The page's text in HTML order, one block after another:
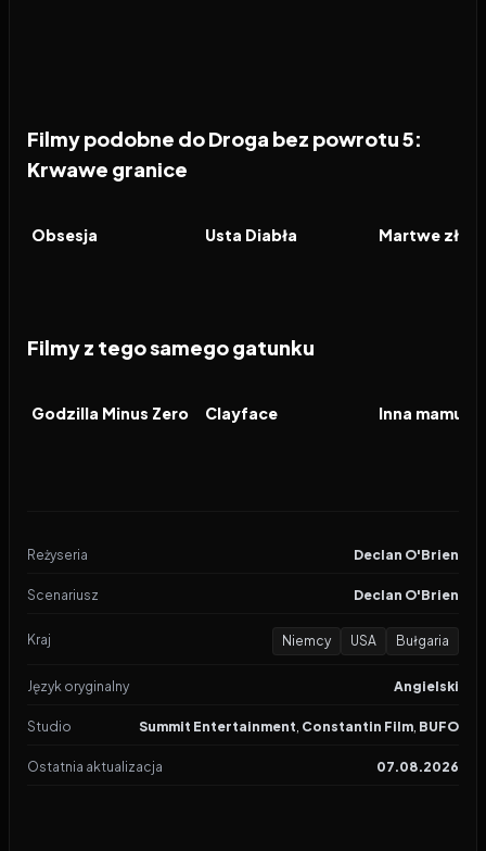
Filmy podobne do Droga bez powrotu 5:
Krwawe granice
FILM
Obsesja FILM
Usta Diabła FILM
Martwe zło:
Filmy z tego samego gatunku
FILM
Godzilla Minus Zero FILM
Clayface FILM
Inna mamusia
Reżyseria Declan O'Brien
Scenariusz Declan O'Brien
Kraj Niemcy USA Bułgaria
Język oryginalny Angielski
Studio Summit Entertainment, Constantin Film, BUFO
Ostatnia aktualizacja 07.08.2026